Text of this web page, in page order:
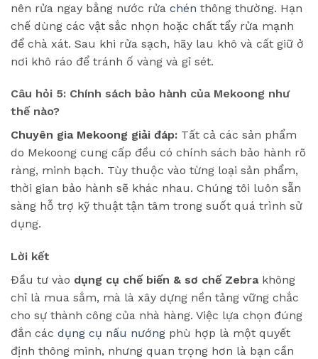
nên rửa ngay bằng nước rửa chén thông thường. Hạn
chế dùng các vật sắc nhọn hoặc chất tẩy rửa mạnh
để chà xát. Sau khi rửa sạch, hãy lau khô và cất giữ ở
nơi khô ráo để tránh ố vàng và gỉ sét.
Câu hỏi 5: Chính sách bảo hành của Mekoong như
thế nào?
Chuyên gia Mekoong giải đáp: Tất cả các sản phẩm
do Mekoong cung cấp đều có chính sách bảo hành rõ
ràng, minh bạch. Tùy thuộc vào từng loại sản phẩm,
thời gian bảo hành sẽ khác nhau. Chúng tôi luôn sẵn
sàng hỗ trợ kỹ thuật tận tâm trong suốt quá trình sử
dụng.
Lời kết
Đầu tư vào dụng cụ chế biến & sơ chế Zebrakhông
chỉ là mua sắm, mà là xây dựng nền tảng vững chắc
cho sự thành công của nhà hàng. Việc lựa chọn đúng
đắn các dụng cụ nấu nướng phù hợp là một quyết
định thông minh, nhưng quan trọng hơn là bạn cần